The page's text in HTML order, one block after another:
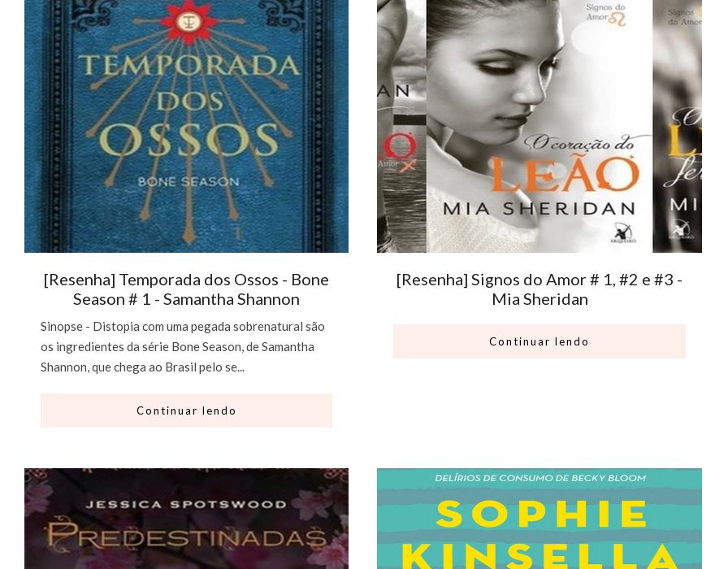
[Resenha] Temporada dos Ossos - Bone
Season # 1 - Samantha Shannon
Sinopse - Distopia com uma pegada sobrenatural são
os ingredientes da série Bone Season, de Samantha
Shannon, que chega ao Brasil pelo se...
Continuar lendo
[Resenha] Signos do Amor # 1, #2 e #3 -
Mia Sheridan
Continuar lendo